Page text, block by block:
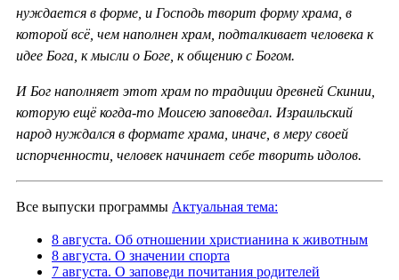
нуждается в форме, и Господь творит форму храма, в
которой всё, чем наполнен храм, подталкивает человека к
идее Бога, к мысли о Боге, к общению с Богом.
И Бог наполняет этот храм по традиции древней Скинии,
которую ещё когда-то Моисею заповедал. Израильский
народ нуждался в формате храма, иначе, в меру своей
испорченности, человек начинает себе творить идолов.
Все выпуски программы Актуальная тема:
8 августа. Об отношении христианина к животным
8 августа. О значении спорта
7 августа. О заповеди почитания родителей